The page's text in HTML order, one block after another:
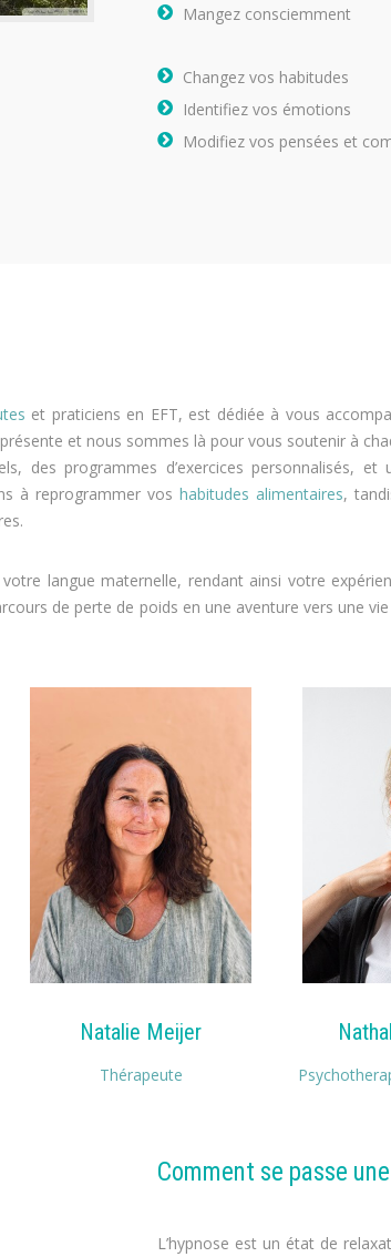
Mangez consciemment
Changez vos habitudes
Identifiez vos émotions
Modifiez vos pensées et
et praticiens en EFT, est dédiée à vous
et nous sommes là pour vous soutenir à
des programmes d’exercices personnalisés, et
à reprogrammer voshabitudes alimentaires,
langue maternelle, rendant ainsi votre
de perte de poids en une aventure vers une
Natalie Meijer
Thérapeute
Comment se passe
L’hypnose est un état de